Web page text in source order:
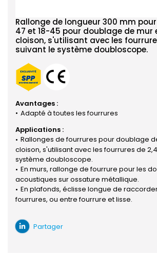
Rallonge de longueur 300 mm
47 et 18-45 pour doublage de mur
cloison, s'utilisant avec les
suivant le système doubloscope.
Avantages :
Adapté à toutes les fourrures
Applications :
Rallonges de fourrures pour doublage
cloison, s'utilisant avec les fourrures de
système doubloscope.
En murs, rallonge de fourrure pour les
acoustiques sur ossature métallique.
En plafonds, éclisse longue de
fourrures, ou entre fourrure et lisse.
Partager